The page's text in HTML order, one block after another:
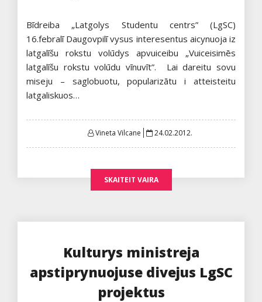
Bīdreiba „Latgolys Studentu centrs” (LgSC)
16.febralī Daugovpilī vysus interesentus aicynuoja iz
latgalīšu rokstu volūdys apvuiceibu „Vuiceisimēs
latgalīšu rokstu volūdu vīnuvīt”. Lai dareitu sovu
miseju – saglobuotu, popularizātu i atteisteitu
latgaliskuos…
Vineta Vilcane
Posted
24.02.2012.
SKAITEIT VAIRA
Kulturys ministreja
apstiprynuojuse divejus LgSC
projektus